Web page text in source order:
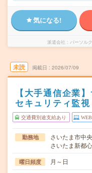
気になる!
派遣会社 パーソル
未読 掲載日 2026/07/09
【大手通信企業
セキュリティ監視
交通費別途支給あり
勤務地
さいたま市中
さいたま新都
曜日頻度 月～日